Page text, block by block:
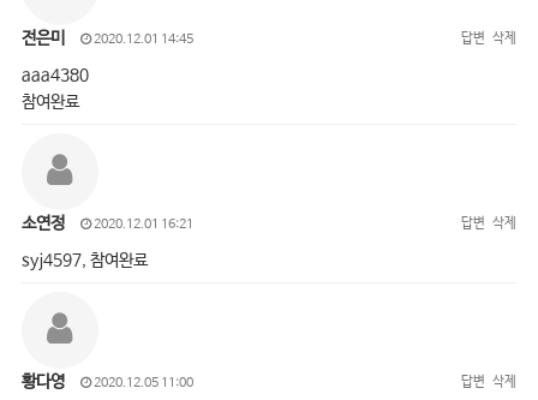
전은미 2020.12.01 14:45 답변 삭제
aaa4380
참여완료
소연정 2020.12.01 16:21 답변 삭제
syj4597, 참여완료
황다영 2020.12.05 11:00 답변 삭제